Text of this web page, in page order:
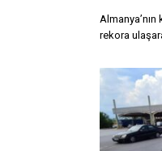
rekora